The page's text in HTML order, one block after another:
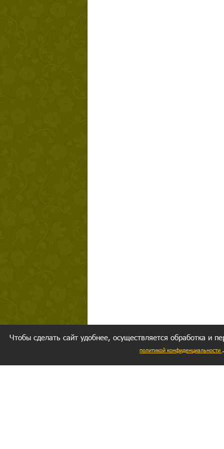
Чтобы сделать сайт удобнее, осуществляется обработка и
политикой конфиденциальности